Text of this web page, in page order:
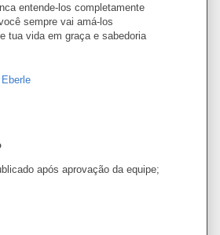
entende-los completamente
sempre vai amá-los
tua vida em graça e sabedoria
após aprovação da equipe;